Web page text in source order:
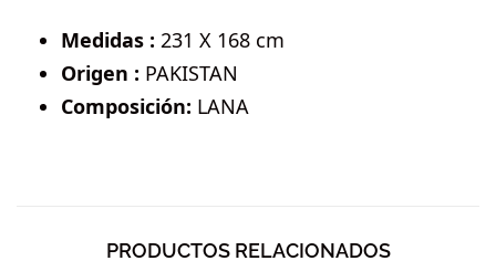
Medidas : 231 X 168 cm
Origen : PAKISTAN
Composición: LANA
PRODUCTOS RELACIONADOS